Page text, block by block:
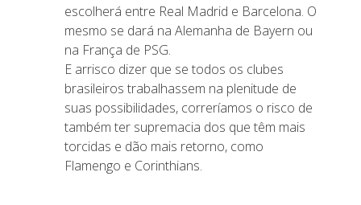
escolherá entre Real Madrid e Barcelona. O
mesmo se dará na Alemanha de Bayern ou
na França de PSG.
E arrisco dizer que se todos os clubes
brasileiros trabalhassem na plenitude de
suas possibilidades, correríamos o risco de
também ter supremacia dos que têm mais
torcidas e dão mais retorno, como
Flamengo e Corinthians.